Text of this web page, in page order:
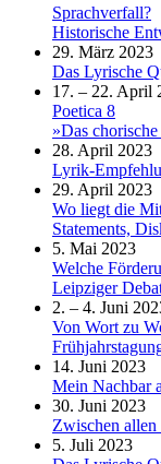
Sprachverfall?
Historische
29. März 2023
Das Lyrische
17. – 22. April
Poetica 8
»Das
28. April 2023
Lyrik-
29. April 2023
Wo liegt die
Statements,
5. Mai 2023
Welche
Leipziger
2. – 4. Juni
Von Wort zu
14. Juni 2023
Mein Nachbar
30. Juni 2023
Zwischen allen
5. Juli 2023